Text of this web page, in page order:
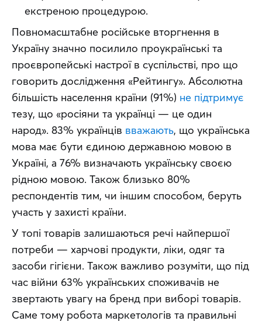
екстреною процедурою.
Повномасштабне російське вторгнення в
Україну значно посилило проукраїнські та
проєвропейські настрої в суспільстві, про що
говорить дослідження «Рейтингу». Абсолютна
більшість населення країни (91%) не підтримує
тезу, що «росіяни та українці — це один
народ». 83% українців вважають, що українська
мова має бути єдиною державною мовою в
Україні, а 76% визначають українську своєю
рідною мовою. Також близько 80%
респондентів тим, чи іншим способом, беруть
участь у захисті країни.
У топі товарів залишаються речі найпершої
потреби — харчові продукти, ліки, одяг та
засоби гігієни. Також важливо розуміти, що під
час війни 63% українських споживачів не
звертають увагу на бренд при виборі товарів.